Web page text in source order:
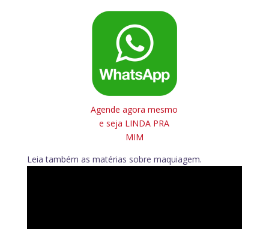
Agende agora mesmo
e seja LINDA PRA
MIM
Leia também as matérias sobre maquiagem.